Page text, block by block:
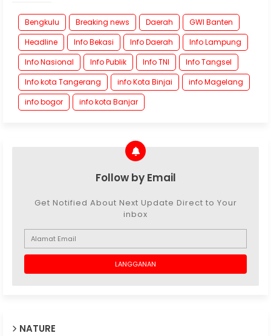
Bengkulu Breaking news Daerah
GWI Banten
Headline
Info Bekasi Info Daerah
Info Lampung
Info Nasional
Info Publik Info TNI
Info Tangsel
Info kota Tangerang
info Kota Binjai
info Magelang
info bogor
info kota Banjar
Follow by Email
Get Notified About Next Update Direct to Your
inbox
NATURE